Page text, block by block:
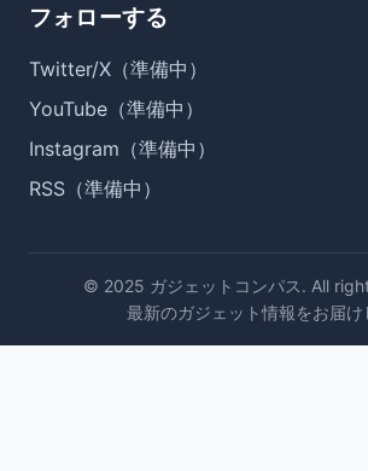
フォローする
Twitter/X（準備中）
YouTube（準備中）
Instagram（準備中）
RSS（準備中）
© 2025 ガジェットコンパス. All
最新のガジェット情報をお届け